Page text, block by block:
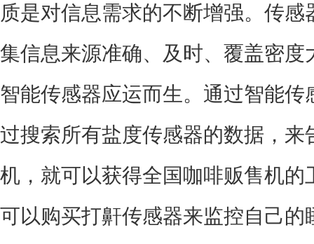
质是对信息需求的不断增强。传
集信息来源准确、及时、覆盖密
智能传感器应运而生。通过智能
过搜索所有盐度传感器的数据，
机，就可以获得全国咖啡贩售机
可以购买打鼾传感器来监控自己